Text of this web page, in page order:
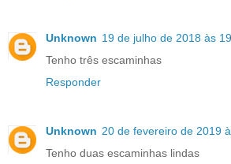
Unknown 19 de julho de 2018 às
Tenho três escaminhas
Responder
Unknown 20 de fevereiro de 2019
Tenho duas escaminhas lindas